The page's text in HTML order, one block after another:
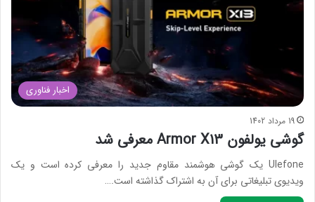
اخبار فناوری
19 مرداد 1402
گوشی یولفون Armor X13 معرفی شد
Ulefone یک گوشی هوشمند مقاوم جدید را معرفی کرده است و یک
ویدیوی تبلیغاتی برای آن به اشتراک گذاشته است.…